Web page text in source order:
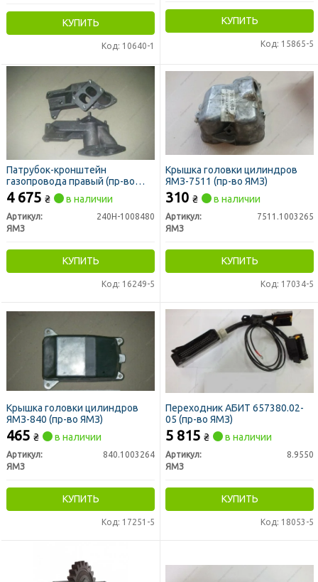
КУПИТЬ
Код: 10640-1
КУПИТЬ
Код: 15865-5
Патрубок-кронштейн
газопровода правый (пр-во
ЯМЗ)
4 675 ₴ в наличии
Артикул:
240Н-1008480
ЯМЗ
КУПИТЬ
Код: 16249-5
Крышка головки цилиндров
ЯМЗ-7511 (пр-во ЯМЗ)
310 ₴ в наличии
Артикул:
7511.1003265
ЯМЗ
КУПИТЬ
Код: 17034-5
Крышка головки цилиндров
ЯМЗ-840 (пр-во ЯМЗ)
465 ₴ в наличии
Артикул:
840.1003264
ЯМЗ
КУПИТЬ
Код: 17251-5
Переходник АБИТ 657380.02-
05 (пр-во ЯМЗ)
5 815 ₴ в наличии
Артикул:
8.9550
ЯМЗ
КУПИТЬ
Код: 18053-5